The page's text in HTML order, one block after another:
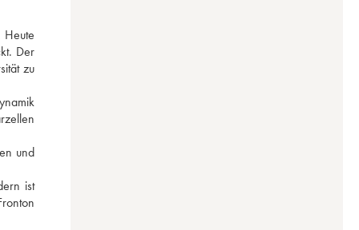
Heute
Der
zu
und
ist